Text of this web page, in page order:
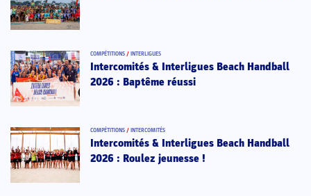
COMPÉTITIONS / INTERLIGUES
Intercomités & Interligues Beach Handball
2026 : Baptême réussi
COMPÉTITIONS / INTERCOMITÉS
Intercomités & Interligues Beach Handball
2026 : Roulez jeunesse !